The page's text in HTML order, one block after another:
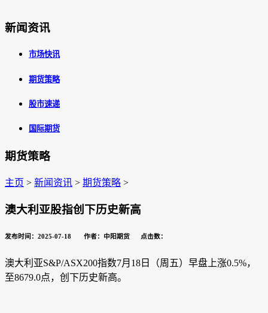
新闻资讯
市场快讯
期货策略
股市速递
国际期货
期货策略
主页 > 新闻资讯 > 期货策略 >
澳大利亚股指创下历史新高
发布时间：2025-07-18 作者：中阳期货 点击数：
澳大利亚S&P/ASX200指数7月18日（周五）早盘上涨0.5%，
至8679.0点，创下历史新高。